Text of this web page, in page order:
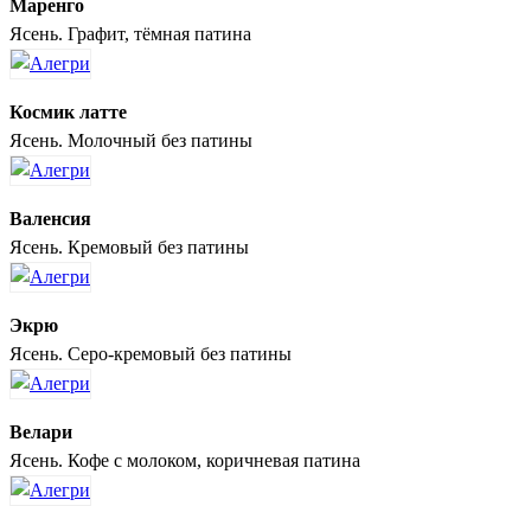
Маренго
Ясень. Графит, тёмная патина
Космик латте
Ясень. Молочный без патины
Валенсия
Ясень. Кремовый без патины
Экрю
Ясень. Серо-кремовый без патины
Велари
Ясень. Кофе с молоком, коричневая патина